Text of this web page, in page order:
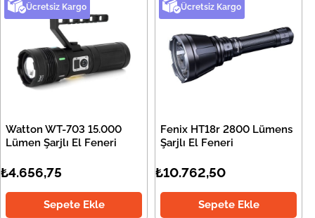
Ücretsiz Kargo
Watton WT-703 15.000
Lümen Şarjlı El Feneri
₺4.656,75
Sepete Ekle
Ücretsiz Kargo
Fenix HT18r 2800 Lümens
Şarjlı El Feneri
₺10.762,50
Sepete Ekle